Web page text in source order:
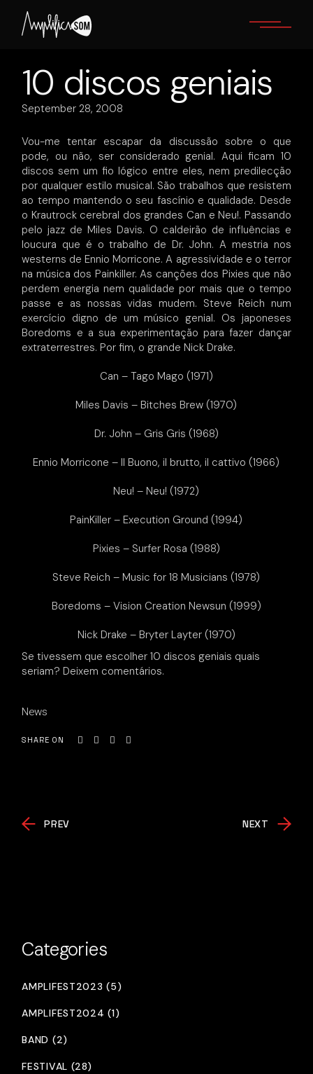
content
10 discos geniais
September 28, 2008
Vou-me tentar escapar da discussão sobre o que
pode, ou não, ser considerado genial. Aqui ficam 10
discos sem um fio lógico entre eles, nem predilecção
por qualquer estilo musical. São trabalhos que resistem
ao tempo mantendo o seu fascínio e qualidade. Desde
o Krautrock cerebral dos grandes Can e Neu!. Passando
pelo jazz de Miles Davis. O caldeirão de influências e
loucura que é o trabalho de Dr. John. A mestria nos
westerns de Ennio Morricone. A agressividade e o terror
na música dos Painkiller. As canções dos Pixies que não
perdem energia nem qualidade por mais que o tempo
passe e as nossas vidas mudem. Steve Reich num
exercício digno de um músico genial. Os japoneses
Boredoms e a sua experimentação para fazer dançar
extraterrestres. Por fim, o grande Nick Drake.
Can – Tago Mago (1971)
Miles Davis – Bitches Brew (1970)
Dr. John – Gris Gris (1968)
Ennio Morricone – Il Buono, il brutto, il cattivo (1966)
Neu! – Neu! (1972)
PainKiller – Execution Ground (1994)
Pixies – Surfer Rosa (1988)
Steve Reich – Music for 18 Musicians (1978)
Boredoms – Vision Creation Newsun (1999)
Nick Drake – Bryter Layter (1970)
Se tivessem que escolher 10 discos geniais quais
seriam? Deixem comentários.
News
SHARE ON
PREV NEXT
Categories
AMPLIFEST2023 (5)
AMPLIFEST2024 (1)
BAND (2)
FESTIVAL (28)